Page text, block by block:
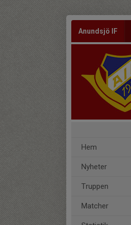
Anundsjö IF
Hem
Nyheter
Truppen
Matcher